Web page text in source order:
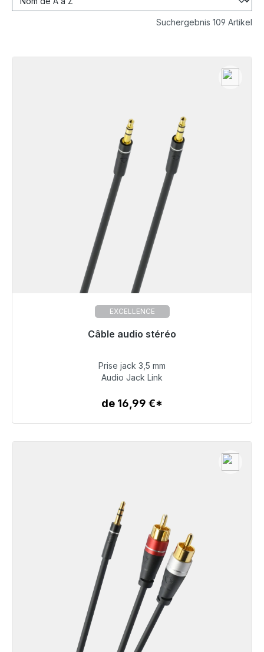
Suchergebnis 109 Artikel
EXCELLENCE
Câble audio stéréo
19,99 €
Détails
Prise jack 3,5 mm
Audio Jack Link
de 16,99 €*